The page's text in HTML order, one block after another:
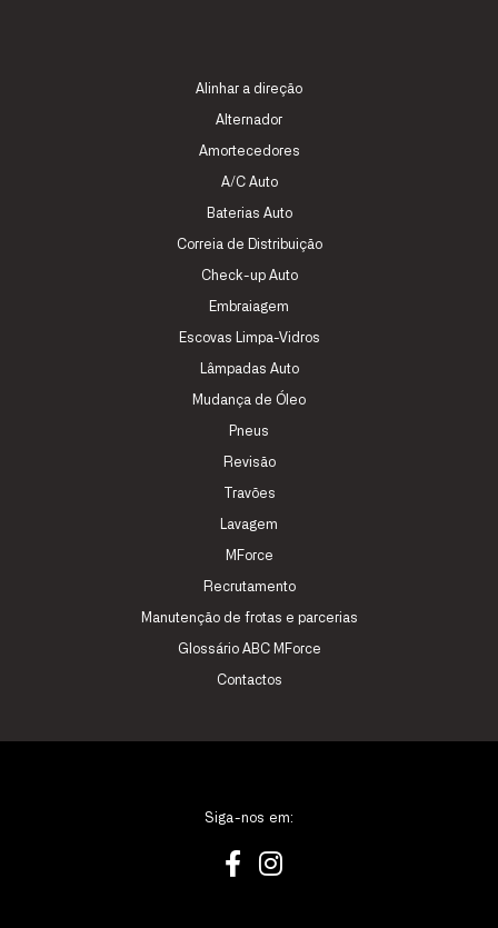
Alinhar a direção
Alternador
Amortecedores
A/C Auto
Baterias Auto
Correia de Distribuição
Check-up Auto
Embraiagem
Escovas Limpa-Vidros
Lâmpadas Auto
Mudança de Óleo
Pneus
Revisão
Travões
Lavagem
MForce
Recrutamento
Manutenção de frotas e parcerias
Glossário ABC MForce
Contactos
Siga-nos em: